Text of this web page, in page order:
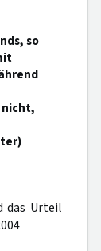
so
nicht,
das Urteil